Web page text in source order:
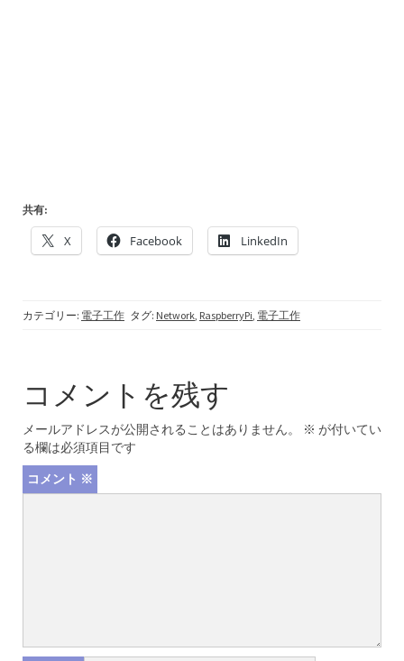
共有:
X Facebook LinkedIn
カテゴリー: 電子工作 タグ: Network, RaspberryPi, 電子工作
コメントを残す
メールアドレスが公開されることはありません。 ※ が付いてい
る欄は必須項目です
コメント ※